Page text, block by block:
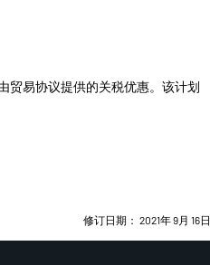
贸易协议提供的关税优惠。该计划
修订日期： 2021年 9月 16日